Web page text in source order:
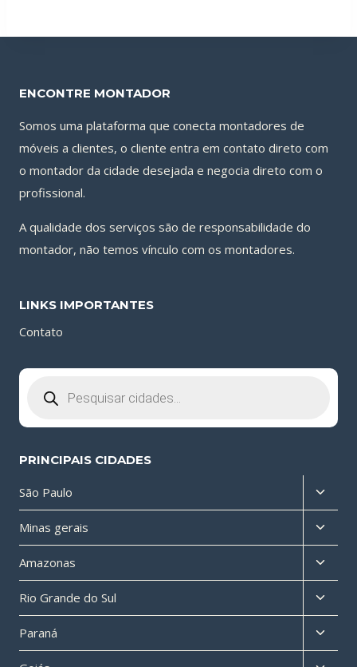
ENCONTRE MONTADOR
Somos uma plataforma que conecta montadores de
móveis a clientes, o cliente entra em contato direto com
o montador da cidade desejada e negocia direto com o
profissional.
A qualidade dos serviços são de responsabilidade do
montador, não temos vínculo com os montadores.
LINKS IMPORTANTES
Contato
produtos
PRINCIPAIS CIDADES
São Paulo
menu
filho
Minas gerais
menu
filho
Amazonas
menu
filho
Rio Grande do Sul
menu
filho
Paraná
menu